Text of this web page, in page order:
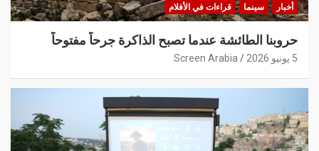
أخبار سينما قراءات في الأفلام
حروبنا الطائشة عندما تصبح الذاكرة جرحاً مفتوحاً
5 يونيو 2026 Screen Arabia